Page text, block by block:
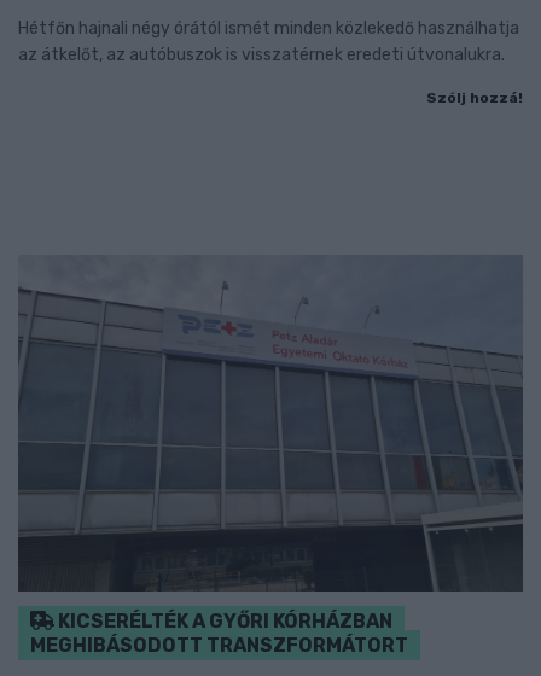
Hétfőn hajnali négy órától ismét minden közlekedő használhatja
az átkelőt, az autóbuszok is visszatérnek eredeti útvonalukra.
Szólj hozzá!
KICSERÉLTÉK A GYŐRI KÓRHÁZBAN
MEGHIBÁSODOTT TRANSZFORMÁTORT